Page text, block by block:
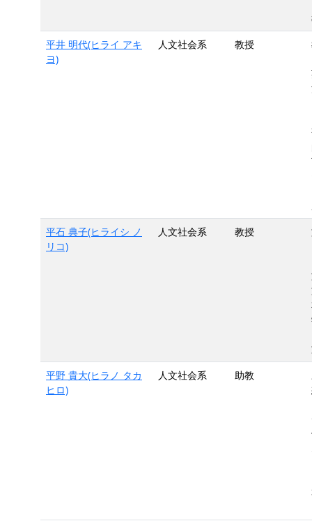
平井 明代(ヒライ アキ
ヨ)
人文社会系 教授
平石 典子(ヒライシ ノ
リコ)
人文社会系 教授
平野 貴大(ヒラノ タカ
ヒロ)
人文社会系 助教